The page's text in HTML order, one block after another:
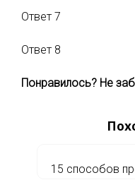
Ответ 7
Ответ 8
Понравилось? Не
15 способов